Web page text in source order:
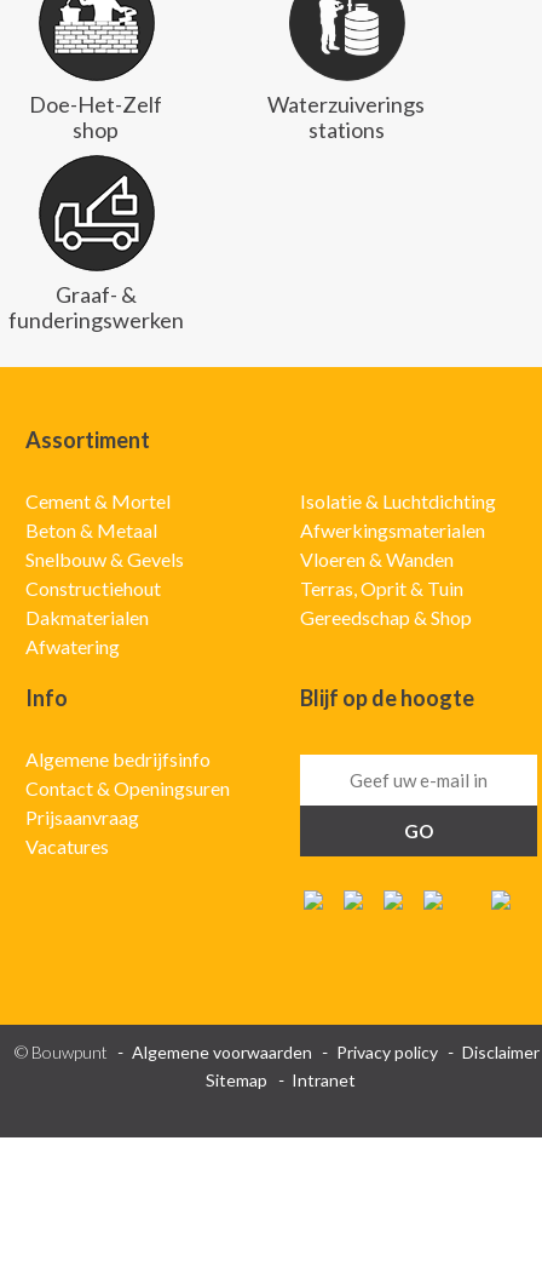
Doe-Het-Zelf
shop
Waterzuiverings
stations
Graaf- &
funderingswerken
Assortiment
Cement & Mortel
Beton & Metaal
Snelbouw & Gevels
Constructiehout
Dakmaterialen
Afwatering
Isolatie & Luchtdichting
Afwerkingsmaterialen
Vloeren & Wanden
Terras, Oprit & Tuin
Gereedschap & Shop
Info
Algemene bedrijfsinfo
Contact & Openingsuren
Prijsaanvraag
Vacatures
Blijf op de hoogte
© Bouwpunt Algemene voorwaarden Privacy policy
Disclaimer
Sitemap
Intranet